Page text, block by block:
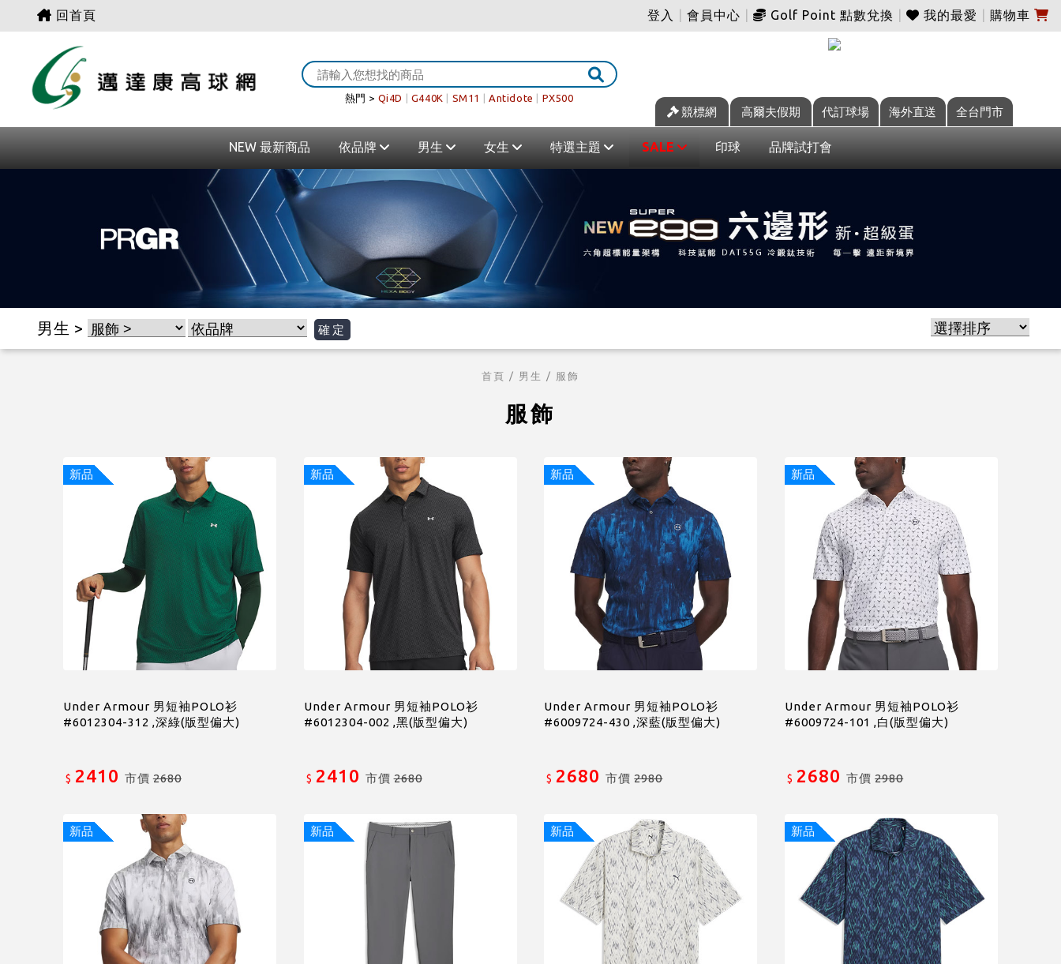
回首頁 登入 會員中心 Golf Point 點數兌換 我的最愛 購物車
熱門 > Qi4D G440K SM11 Antidote PX500
競標網 高爾夫假期 代訂球場 海外直送 全台門市
NEW 最新商品 依品牌 男生 女生 特選主題 SALE 印球 品牌試打會
男生 > 確定
首頁 / 男生 / 服飾
服飾
新品
Under Armour 男短袖POLO衫
#6012304-312 ,深綠(版型偏大)
$ 2410 市價2680
新品
Under Armour 男短袖POLO衫
#6012304-002 ,黑(版型偏大)
$ 2410 市價2680
新品
Under Armour 男短袖POLO衫
#6009724-430 ,深藍(版型偏大)
$ 2680 市價2980
新品
Under Armour 男短袖POLO衫
#6009724-101 ,白(版型偏大)
$ 2680 市價2980
新品 新品 新品 新品